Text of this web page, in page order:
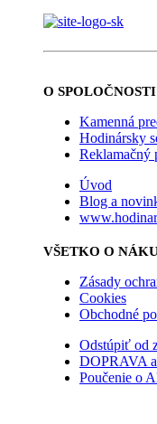
O SPOLOČNOSTI
Kamenná
Hodinársky
Reklamačný
Úvod
Blog a
VŠETKO O
Zásady
Cookies
Obchodné
Odstúpiť od
DOPRAVA
Poučenie o